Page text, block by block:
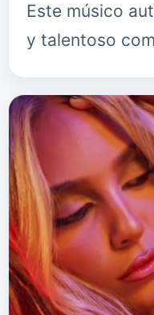
Este músico
y talentoso
original y su